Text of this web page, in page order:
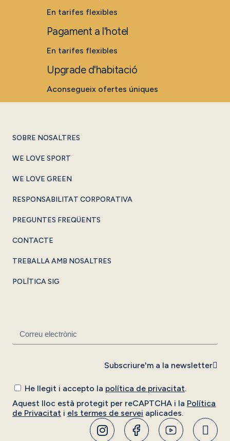
En tarifes flexibles
Pagament a l'hotel
En tarifes flexibles
Upgrade d'habitació
Aconsegueix ofertes úniques
SOBRE NOSALTRES
WE LOVE SPORT
WE LOVE GREEN
RESPONSABILITAT CORPORATIVA
PREGUNTES FREQÜENTS
CONTACTE
TREBALLA AMB NOSALTRES
POLÍTICA SIG
He llegit i accepto la política de privacitat.
Aquest lloc està protegit per reCAPTCHA i la Política
de Privacitat i els termes de servei aplicades.
Subscriure'm a la newsletter